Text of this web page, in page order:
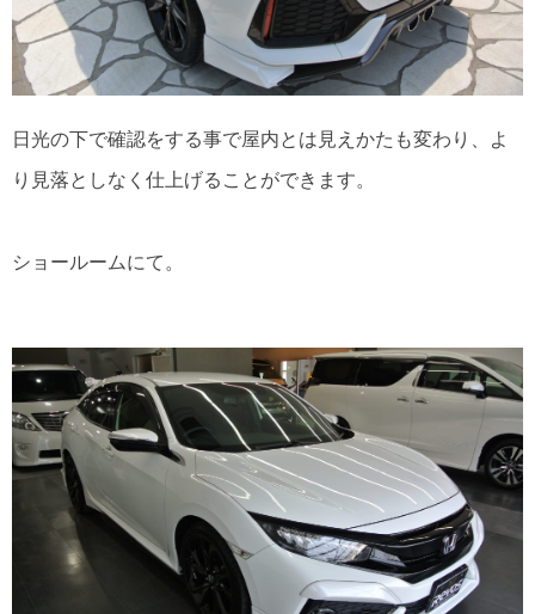
日光の下で確認をする事で屋内とは見えかたも変わり、よ
り見落としなく仕上げることができます。
ショールームにて。